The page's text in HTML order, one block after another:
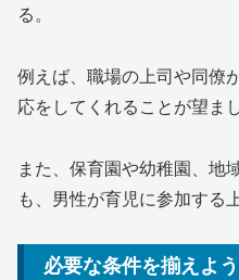
る。
例えば、職場の上司や同僚
応をしてくれることが望まし
また、保育園や幼稚園、地
も、男性が育児に参加する
必要な条件を揃えよう